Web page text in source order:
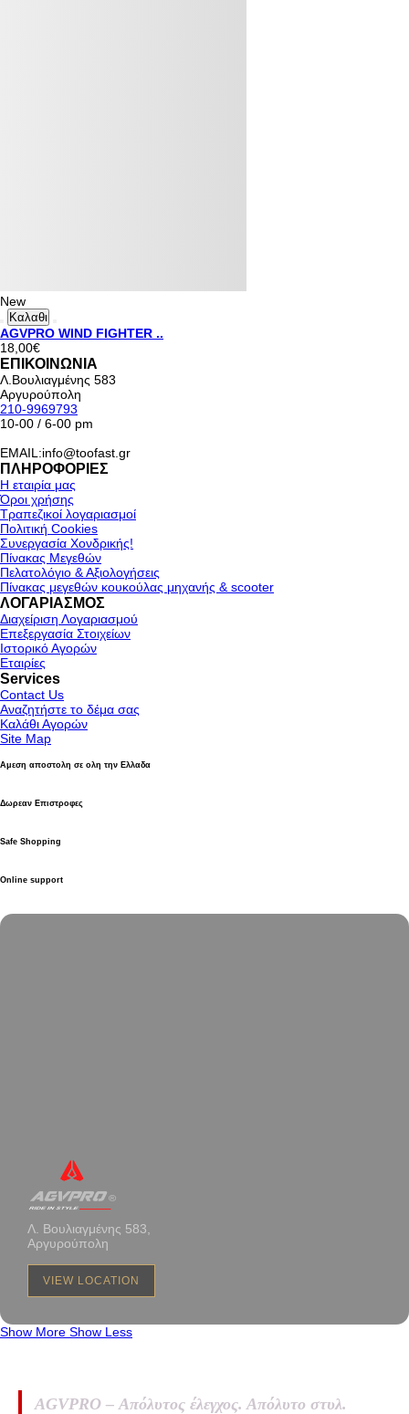
New
Καλαθι
AGVPRO WIND FIGHTER ..
18,00€
ΕΠΙΚΟΙΝΩΝΙΑ
Λ.Βουλιαγμένης 583
Αργυρούπολη
210-9969793
10-00 / 6-00 pm
EMAIL:info@toofast.gr
ΠΛΗΡΟΦΟΡΙΕΣ
Η εταιρία μας
Όροι χρήσης
Τραπεζικοί λογαριασμοί
Πολιτική Cookies
Συνεργασία Χονδρικής!
Πίνακας Μεγεθών
Πελατολόγιο & Αξιολογήσεις
Πίνακας μεγεθών κουκούλας μηχανής & scooter
ΛΟΓΑΡΙΑΣΜΟΣ
Διαχείριση Λογαριασμού
Επεξεργασία Στοιχείων
Ιστορικό Αγορών
Εταιρίες
Services
Contact Us
Αναζητήστε το δέμα σας
Καλάθι Αγορών
Site Map
Αμεση αποστολη σε ολη την Ελλαδα
Δωρεαν Επιστροφες
Safe Shopping
Online support
Λ. Βουλιαγμένης 583,
Αργυρούπολη
VIEW LOCATION
Show More Show Less
AGVPRO – Απόλυτος έλεγχος. Απόλυτο στυλ.